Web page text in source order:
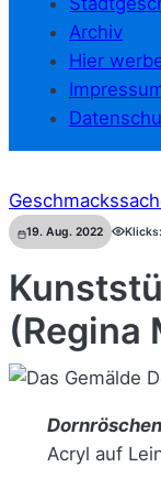
Archiv
Hier
19. Aug. 2022 Klicks:
(Regina
Acryl auf